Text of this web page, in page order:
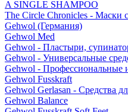
A SINGLE SHAMPOO
The Circle Chronicles - Маски
Gehwol (Германия)
Gehwol Med
Gehwol - Пластыри,
Gehwol - Универсальные
Gehwol - Профессиональные
Gehwol Fusskraft
Gehwol Gerlasan - Средства
Gehwol Balance